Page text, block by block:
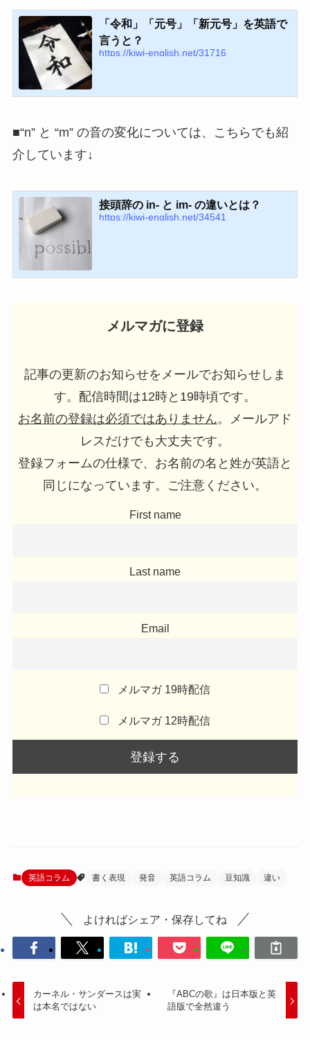
「令和」「元号」「新元号」を英語で
言うと？
https://kiwi-english.net/31716
■“n” と “m” の音の変化については、こちらでも紹
介しています↓
接頭辞の in- と im- の違いとは？
https://kiwi-english.net/34541
メルマガに登録
記事の更新のお知らせをメールでお知らせしま
す。配信時間は12時と19時頃です。
お名前の登録は必須ではありません。メールアド
レスだけでも大丈夫です。
登録フォームの仕様で、お名前の名と姓が英語と
同じになっています。ご注意ください。
First name
Last name
Email
メルマガ 19時配信
メルマガ 12時配信
英語コラム 書く表現 発音 英語コラム 豆知識 違い
よければシェア・保存してね
カーネル・サンダースは実
は本名ではない
『ABCの歌』は日本版と英
語版で全然違う